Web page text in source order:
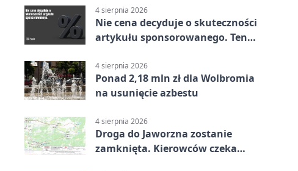
4 sierpnia 2026
Nie cena decyduje o skuteczności
artykułu sponsorowanego. Ten
4 sierpnia 2026
Ponad 2,18 mln zł dla Wolbromia
na usunięcie azbestu
4 sierpnia 2026
Droga do Jaworzna zostanie
zamknięta. Kierowców czeka